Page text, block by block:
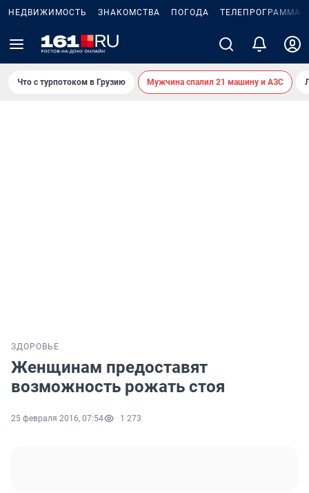
НЕДВИЖИМОСТЬ ЗНАКОМСТВА ПОГОДА ТЕЛЕПРОГРАММА
Что с турпотоком в Грузию Мужчина спалил 21 машину и АЗС
ЗДОРОВЬЕ
Женщинам предоставят
возможность рожать стоя
25 февраля 2016, 07:54 1 273